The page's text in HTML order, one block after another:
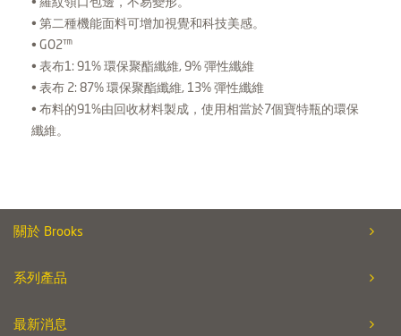
• 羅紋領口包邊，不易變形。
• 第二種機能面料可增加視覺和科技美感。
• GO2™
• 表布1: 91% 環保聚酯纖維, 9% 彈性纖維
• 表布 2: 87% 環保聚酯纖維, 13% 彈性纖維
• 布料的91%由回收材料製成，使用相當於7個寶特瓶的環保
纖維。
關於 Brooks
系列產品
最新消息